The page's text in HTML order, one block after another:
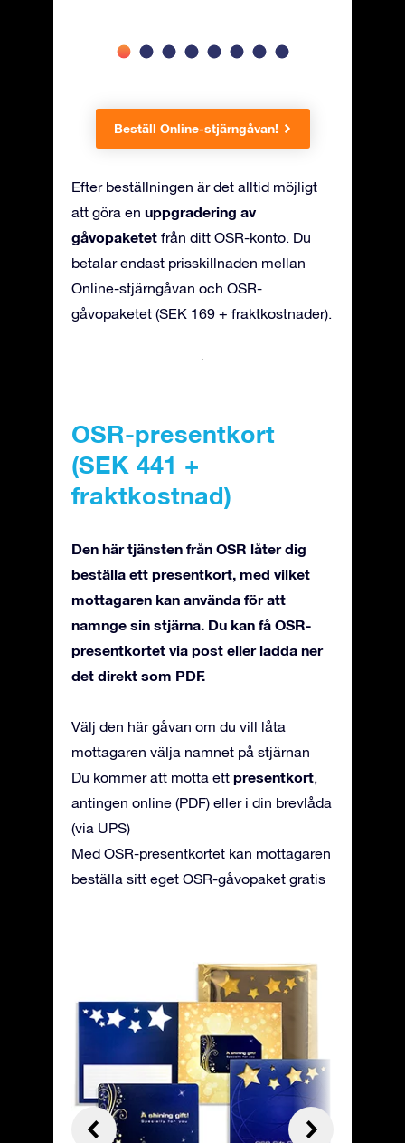
Beställ Online-stjärngåvan!
Efter beställningen är det alltid möjligt
att göra en uppgradering av
gåvopaketet från ditt OSR-konto. Du
betalar endast prisskillnaden mellan
Online-stjärngåvan och OSR-
gåvopaketet (SEK 169 + fraktkostnader).
OSR-presentkort
(SEK 441 +
fraktkostnad)
Den här tjänsten från OSR låter dig
beställa ett presentkort, med vilket
mottagaren kan använda för att
namnge sin stjärna. Du kan få OSR-
presentkortet via post eller ladda ner
det direkt som PDF.
Välj den här gåvan om du vill låta
mottagaren välja namnet på stjärnan
Du kommer att motta ett presentkort,
antingen online (PDF) eller i din brevlåda
(via UPS)
Med OSR-presentkortet kan mottagaren
beställa sitt eget OSR-gåvopaket gratis